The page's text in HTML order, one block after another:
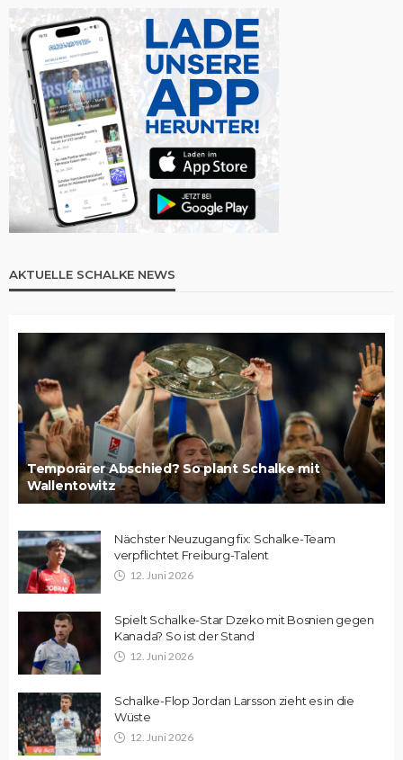
AKTUELLE SCHALKE NEWS
Temporärer Abschied? So plant Schalke mit
Wallentowitz
Nächster Neuzugang fix: Schalke-Team
verpflichtet Freiburg-Talent
12. Juni 2026
Spielt Schalke-Star Dzeko mit Bosnien gegen
Kanada? So ist der Stand
12. Juni 2026
Schalke-Flop Jordan Larsson zieht es in die
Wüste
12. Juni 2026